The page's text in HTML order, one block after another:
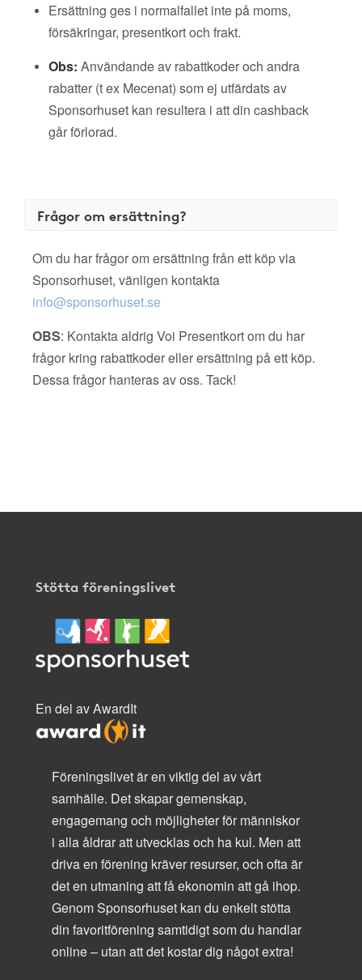
Ersättning ges i normalfallet inte på moms,
försäkringar, presentkort och frakt.
Obs: Användande av rabattkoder och andra
rabatter (t ex Mecenat) som ej utfärdats av
Sponsorhuset kan resultera i att din cashback
går förlorad.
Frågor om ersättning?
Om du har frågor om ersättning från ett köp via
Sponsorhuset, vänligen kontakta
info@sponsorhuset.se
OBS: Kontakta aldrig Voi Presentkort om du har
frågor kring rabattkoder eller ersättning på ett köp.
Dessa frågor hanteras av oss. Tack!
Stötta föreningslivet
En del av AwardIt
Föreningslivet är en viktig del av vårt
samhälle. Det skapar gemenskap,
engagemang och möjligheter för människor
i alla åldrar att utvecklas och ha kul. Men att
driva en förening kräver resurser, och ofta är
det en utmaning att få ekonomin att gå ihop.
Genom Sponsorhuset kan du enkelt stötta
din favoritförening samtidigt som du handlar
online – utan att det kostar dig något extra!